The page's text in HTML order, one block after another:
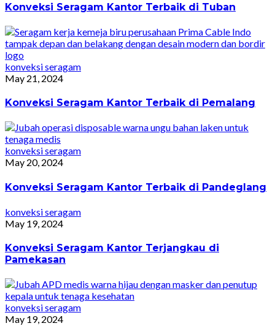
Konveksi Seragam Kantor Terbaik di Tuban
konveksi seragam
May 21, 2024
Konveksi Seragam Kantor Terbaik di Pemalang
konveksi seragam
May 20, 2024
Konveksi Seragam Kantor Terbaik di Pandeglang
konveksi seragam
May 19, 2024
Konveksi Seragam Kantor Terjangkau di
Pamekasan
konveksi seragam
May 19, 2024